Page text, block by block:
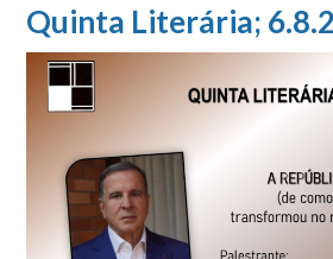
Quinta Literária;